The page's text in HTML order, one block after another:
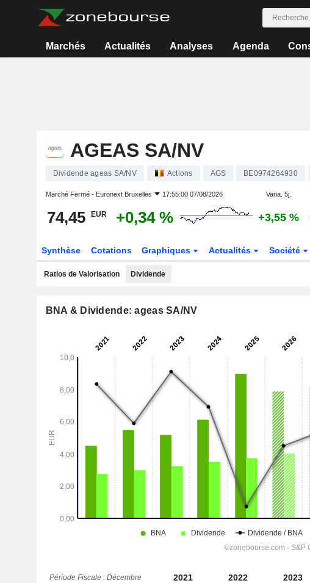
Marchés Actualités Analyses Agenda
AGEAS SA/NV
Dividende ageas SA/NV Actions AGS BE0974264930
Marché Fermé - Euronext Bruxelles 17:55:00 07/08/2026 Varia. 5j.
74,45 EUR +0,34 % +3,55 %
Synthèse Cotations Graphiques Actualités Société
Ratios de Valorisation Dividende
BNA & Dividende: ageas SA/NV
Période Fiscale : Décembre 2021 2022 2023